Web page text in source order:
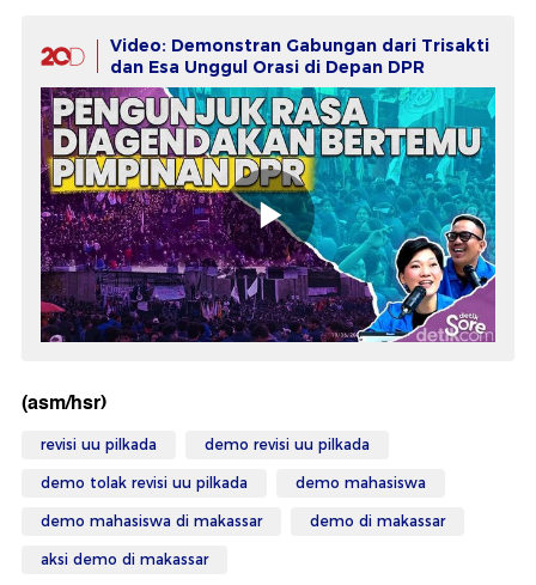
Video: Demonstran Gabungan dari Trisakti
dan Esa Unggul Orasi di Depan DPR
(asm/hsr)
revisi uu pilkada demo revisi uu pilkada
demo tolak revisi uu pilkada demo mahasiswa
demo mahasiswa di makassar demo di makassar
aksi demo di makassar